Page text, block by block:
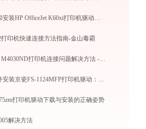
打印机快速连接方法指南-金山毒霸
三星Pro Xpress M4030ND打印机连接问题解决方法 -金山毒霸
打印机驱动下载与安装的正确姿势
解决方法